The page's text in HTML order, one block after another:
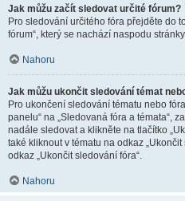
Jak můžu začít sledovat určité fórum?
Pro sledování určitého fóra přejděte do
fórum“, který se nachází naspodu
Nahoru
Jak můžu ukončit sledování témat
Pro ukončení sledování tématu nebo
panelu“ na „Sledovaná fóra a témata“,
nadále sledovat a klikněte na tlačítko
také kliknout v tématu na odkaz
odkaz „Ukončit sledování fóra“.
Nahoru